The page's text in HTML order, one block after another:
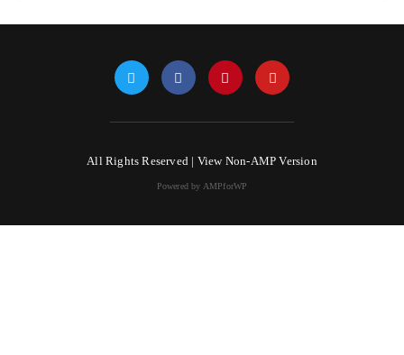
All Rights Reserved | View Non-AMP Version
Powered by AMPforWP